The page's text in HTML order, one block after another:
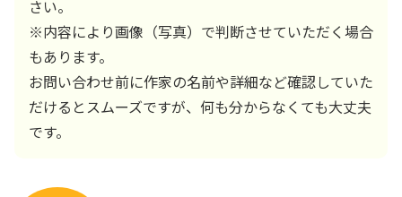
さい。
※内容により画像（写真）で判断させていただく場合
もあります。
お問い合わせ前に作家の名前や詳細など確認していた
だけるとスムーズですが、何も分からなくても大丈夫
です。